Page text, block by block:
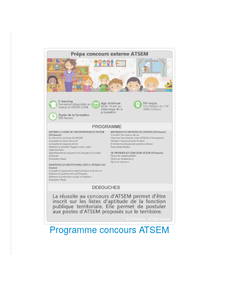
Programme concours ATSEM